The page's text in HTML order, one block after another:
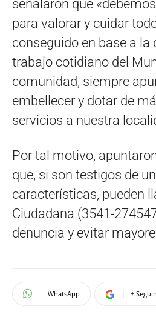
señalaron que
para valorar y cuidar
conseguido en base a la
trabajo cotidiano del
comunidad, siempre
embellecer y dotar de
servicios a nuestra
Por tal motivo,
que, si son testigos de
características, pueden
Ciudadana (3541-
denuncia y evitar
WhatsApp +